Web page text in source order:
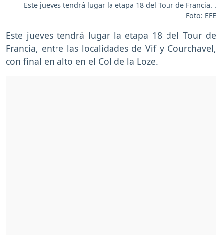
Este jueves tendrá lugar la etapa 18 del Tour de Francia. .
Foto: EFE
Este jueves tendrá lugar la etapa 18 del Tour de
Francia, entre las localidades de Vif y Courchavel,
con final en alto en el Col de la Loze.